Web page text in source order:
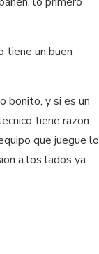
tiene un buen
bonito, y si es un
tiene razon
que juegue lo
a los lados ya